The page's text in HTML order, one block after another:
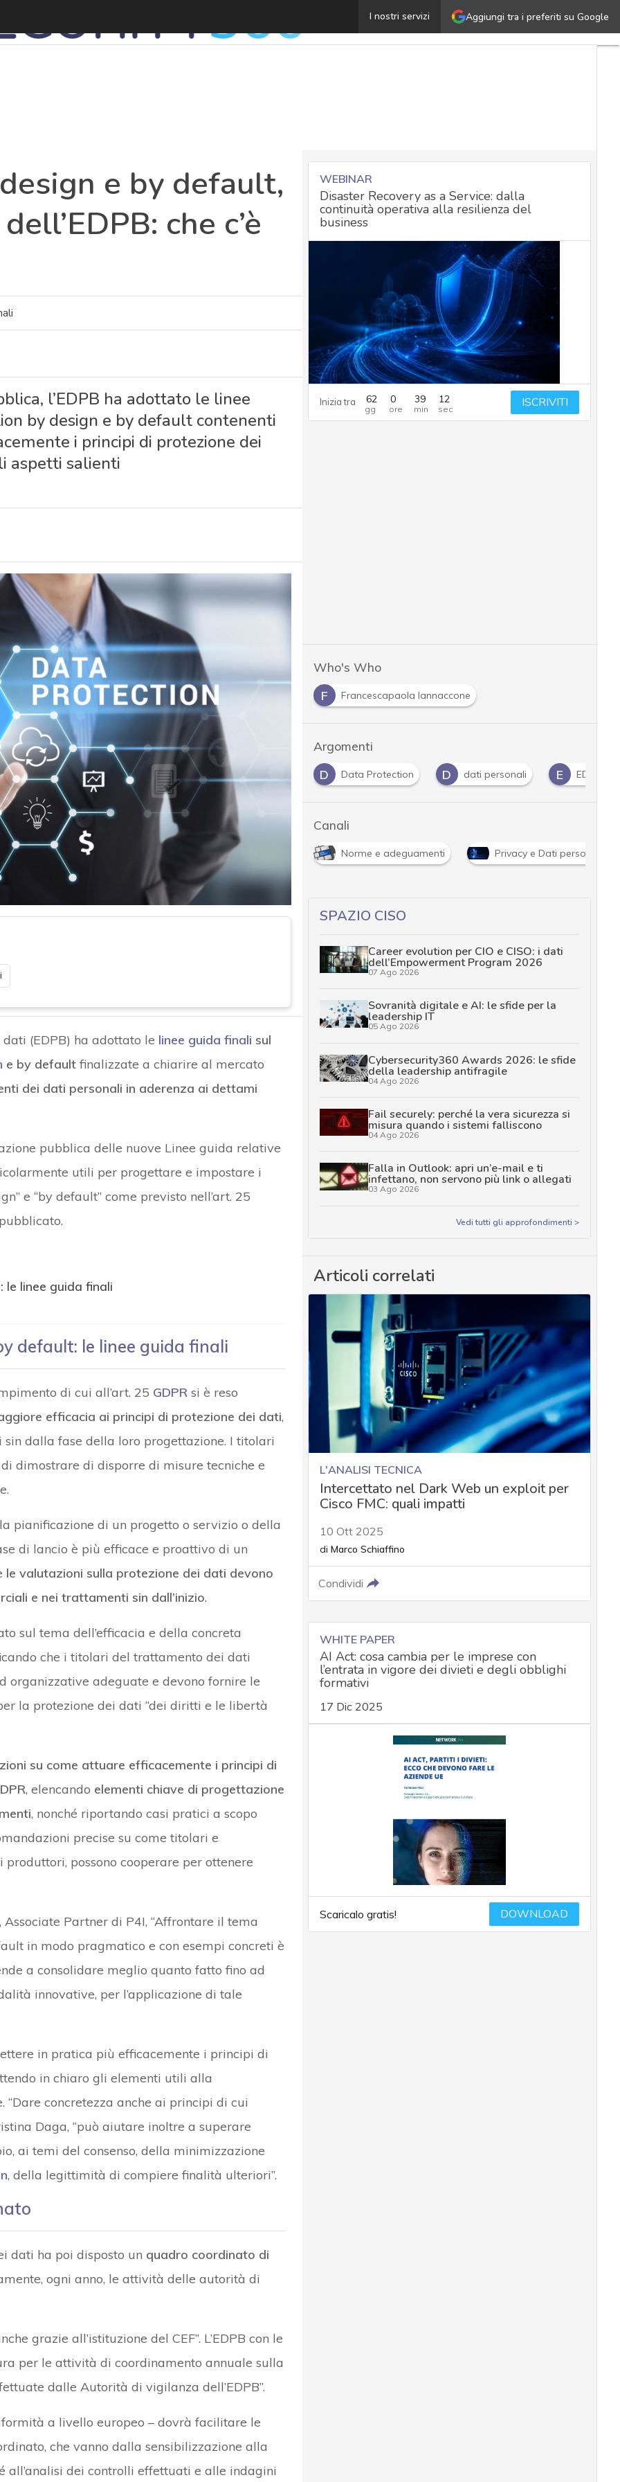
Aggiungi tra i preferiti su Google
I nostri servizi
Data protection by design e by default, le linee guida
e by default,
che c’è
l’EDPB ha adottato le linee
by design e by default contenenti
i principi di protezione dei
aspetti salienti
(EDPB) ha adottato le linee guida finali sul
e by defaultfinalizzate a chiarire al mercato
dei dati personali in aderenza ai dettami
pubblica delle nuove Linee guida relative
utili per progettare e impostare i
e “by default” come previsto nell’art. 25
linee guida finali
default: le linee guida finali
di cui all’art. 25 GDPRsi è reso
efficacia ai principi di protezione dei dati,
dalla fase della loro progettazione. I titolari
dimostrare di disporre di misure tecniche e
pianificazione di un progetto o servizio o della
di lancio è più efficace e proattivo di un
le valutazioni sulla protezione dei dati devono
e nei trattamenti sin dall’inizio.
sul tema dell’efficacia e della concreta
che i titolari del trattamento dei dati
organizzative adeguate e devono fornire le
la protezione dei dati “dei diritti e le libertà
su come attuare efficacemente i principi di
, elencando elementi chiave di progettazione
, nonché riportando casi pratici a scopo
precise su come titolari e
possono cooperare per ottenere
Associate Partner di P4I, “Affrontare il tema
in modo pragmatico e con esempi concreti è
a consolidare meglio quanto fatto fino ad
innovative, per l’applicazione di tale
in pratica più efficacemente i principi di
in chiaro gli elementi utili alla
concretezza anche ai principi di cui
Daga, “può aiutare inoltre a superare
ai temi del consenso, della minimizzazione
, della legittimità di compiere finalità ulteriori”.
dati ha poi disposto un quadro coordinato di
ogni anno, le attività delle autorità di
grazie all’istituzione del CEF”. L’EDPB con le
per le attività di coordinamento annuale sulla
dalle Autorità di vigilanza dell’EDPB”.
a livello europeo – dovrà facilitare le
che vanno dalla sensibilizzazione alla
dei controlli effettuati e alle indagini
WEBINAR
Disaster Recovery as a Service: dalla
continuità operativa alla resilienza del
business
Inizia tra 62 0 39 11 ISCRIVITI
Who's Who
F
Francescapaola Iannaccone
Argomenti
A
Accountability D Data Protection D dati personali E EDPB
Canali
News, attualità e analisi Cyber sicurezza e privacy Norme e adeguamenti Privacy e Dati personali
SPAZIO CISO
Career evolution per CIO e CISO: i dati
dell’Empowerment Program 2026
07 Ago 2026
Sovranità digitale e AI: le sfide per la
leadership IT
05 Ago 2026
Cybersecurity360 Awards 2026: le sfide
della leadership antifragile
04 Ago 2026
Fail securely: perché la vera sicurezza si
misura quando i sistemi falliscono
04 Ago 2026
Falla in Outlook: apri un’e-mail e ti
infettano, non servono più link o allegati
03 Ago 2026
Vedi tutti gli approfondimenti >
Articoli correlati
L'ANALISI TECNICA
Intercettato nel Dark Web un exploit per
Cisco FMC: quali impatti
10 Ott 2025
di Marco Schiaffino
Condividi
WHITE PAPER
AI Act: cosa cambia per le imprese con
l’entrata in vigore dei divieti e degli obblighi
formativi
17 Dic 2025
Scaricalo gratis! DOWNLOAD